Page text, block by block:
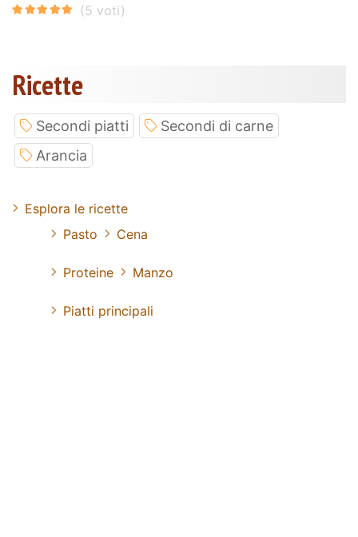
Ricette
Secondi piatti
Secondi di carne
Arancia
Esplora le ricette
Pasto
Cena
Proteine Manzo
Piatti principali